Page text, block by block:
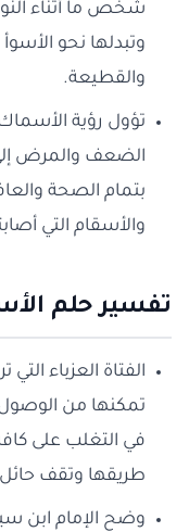
شخص ما أثناء
وتبدلها نحو
والقطيعة.
تؤول رؤية
الضعف والمرض
بتمام الصحة
والأسقام التي
تفسير حلم
الفتاة العزباء التي
تمكنها من
في التغلب على
طريقها وتقف حائل
وضح الإمام ابن